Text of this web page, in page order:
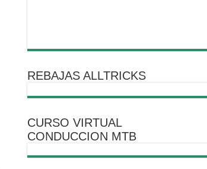
REBAJAS ALLTRICKS
CURSO VIRTUAL
CONDUCCION MTB